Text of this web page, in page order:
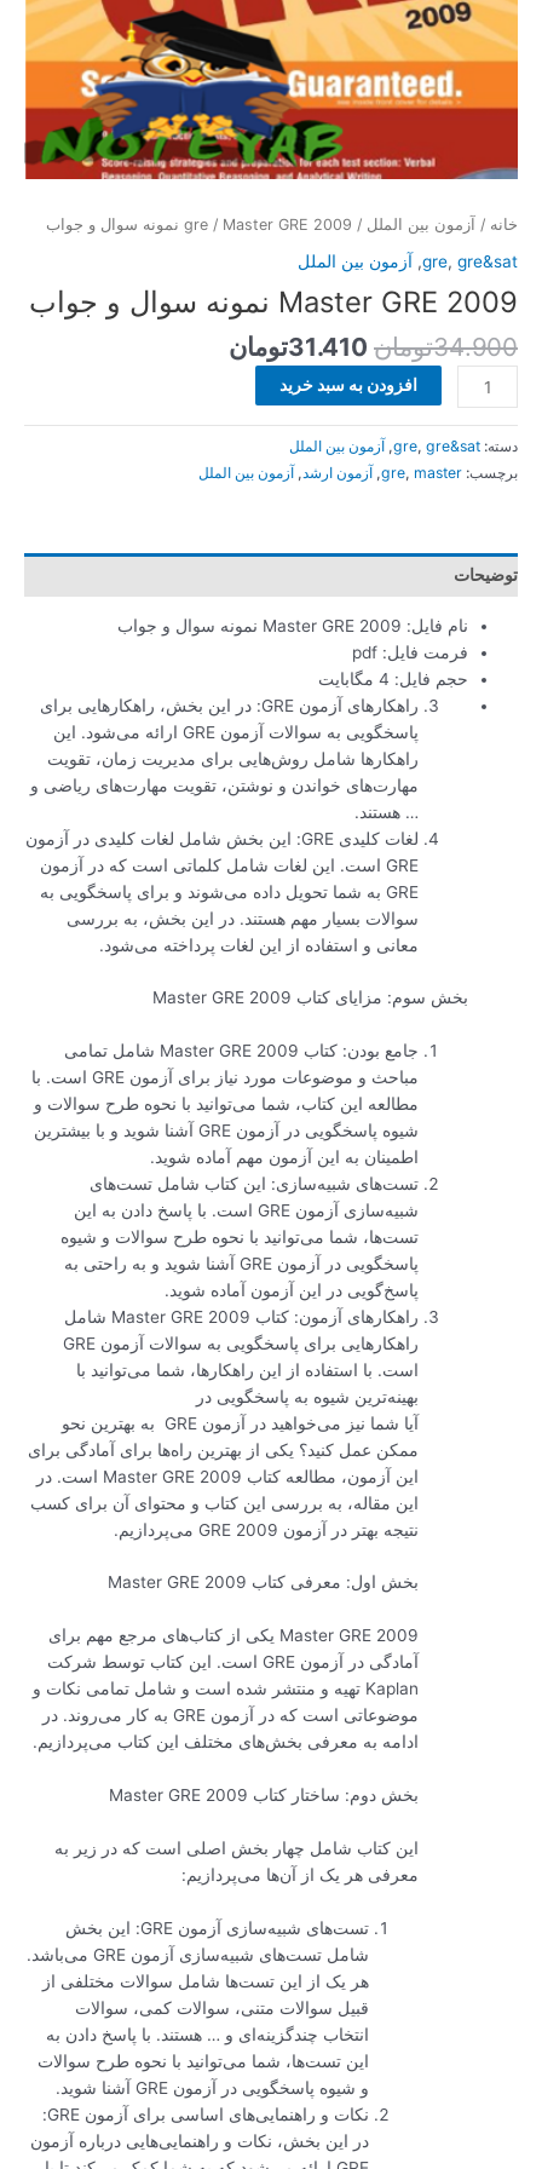
خانه / آزمون بین الملل /
gre / Master GRE 2009 نمونه سوال و جواب
gre, gre&sat
, آزمون بین الملل
Master GRE 2009 نمونه سوال و جواب
34.900تومان 31.410تومان
افزودن به سبد خرید
دسته: gre, gre&sat
, آزمون بین الملل
برچسب:
gre, master
, آزمون ارشد, آزمون بین الملل
توضیحات
نام فایل: Master GRE 2009 نمونه سوال و جواب
فرمت فایل: pdf
حجم فایل: 4 مگابایت
راهکارهای آزمون GRE: در این بخش، راهکارهایی برای
پاسخگویی به سوالات آزمون GRE ارائه می‌شود. این
راهکارها شامل روش‌هایی برای مدیریت زمان، تقویت
مهارت‌های خواندن و نوشتن، تقویت مهارت‌های ریاضی و
… هستند.
لغات کلیدی GRE: این بخش شامل لغات کلیدی در آزمون
GRE است. این لغات شامل کلماتی است که در آزمون
GRE به شما تحویل داده می‌شوند و برای پاسخگویی به
سوالات بسیار مهم هستند. در این بخش، به بررسی
معانی و استفاده از این لغات پرداخته می‌شود.
بخش سوم: مزایای کتاب Master GRE 2009
جامع بودن: کتاب Master GRE 2009 شامل تمامی
مباحث و موضوعات مورد نیاز برای آزمون GRE است. با
مطالعه این کتاب، شما می‌توانید با نحوه طرح سوالات و
شیوه پاسخگویی در آزمون GRE آشنا شوید و با بیشترین
اطمینان به این آزمون مهم آماده شوید.
تست‌های شبیه‌سازی: این کتاب شامل تست‌های
شبیه‌سازی آزمون GRE است. با پاسخ دادن به این
تست‌ها، شما می‌توانید با نحوه طرح سوالات و شیوه
پاسخگویی در آزمون GRE آشنا شوید و به راحتی به
پاسخ‌گویی در این آزمون آماده شوید.
راهکارهای آزمون: کتاب Master GRE 2009 شامل
راهکارهایی برای پاسخگویی به سوالات آزمون GRE
است. با استفاده از این راهکارها، شما می‌توانید با
بهینه‌ترین شیوه به پاسخگویی در
آیا شما نیز می‌خواهید در آزمون GRE به بهترین نحو
ممکن عمل کنید؟ یکی از بهترین راه‌ها برای آمادگی برای
این آزمون، مطالعه کتاب Master GRE 2009 است. در
این مقاله، به بررسی این کتاب و محتوای آن برای کسب
نتیجه بهتر در آزمون GRE 2009 می‌پردازیم.
بخش اول: معرفی کتاب Master GRE 2009
Master GRE 2009 یکی از کتاب‌های مرجع مهم برای
آمادگی در آزمون GRE است. این کتاب توسط شرکت
Kaplan تهیه و منتشر شده است و شامل تمامی نکات و
موضوعاتی است که در آزمون GRE به کار می‌روند. در
ادامه به معرفی بخش‌های مختلف این کتاب می‌پردازیم.
بخش دوم: ساختار کتاب Master GRE 2009
این کتاب شامل چهار بخش اصلی است که در زیر به
معرفی هر یک از آن‌ها می‌پردازیم:
تست‌های شبیه‌سازی آزمون GRE: این بخش
شامل تست‌های شبیه‌سازی آزمون GRE می‌باشد.
هر یک از این تست‌ها شامل سوالات مختلفی از
قبیل سوالات متنی، سوالات کمی، سوالات
انتخاب چندگزینه‌ای و … هستند. با پاسخ دادن به
این تست‌ها، شما می‌توانید با نحوه طرح سوالات
و شیوه پاسخگویی در آزمون GRE آشنا شوید.
نکات و راهنمایی‌های اساسی برای آزمون GRE:
در این بخش، نکات و راهنمایی‌هایی درباره آزمون